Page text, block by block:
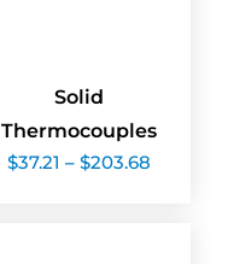
Solid
Thermocouples
$37.21 – $203.68